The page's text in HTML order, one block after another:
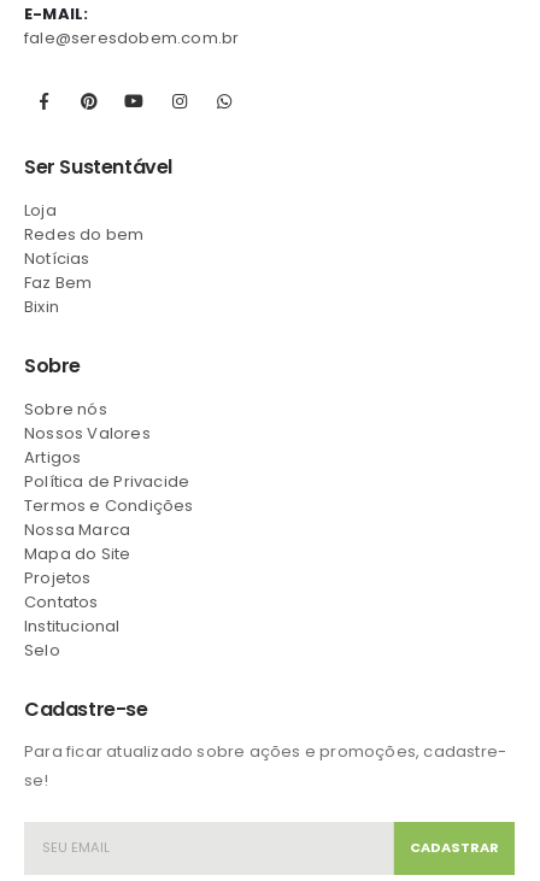
E-MAIL:
fale@seresdobem.com.br
Ser Sustentável
Loja
Redes do bem
Notícias
Faz Bem
Bixin
Sobre
Sobre nós
Nossos Valores
Artigos
Política de Privacide
Termos e Condições
Nossa Marca
Mapa do Site
Projetos
Contatos
Institucional
Selo
Cadastre-se
Para ficar atualizado sobre ações e promoções, cadastre-
se!